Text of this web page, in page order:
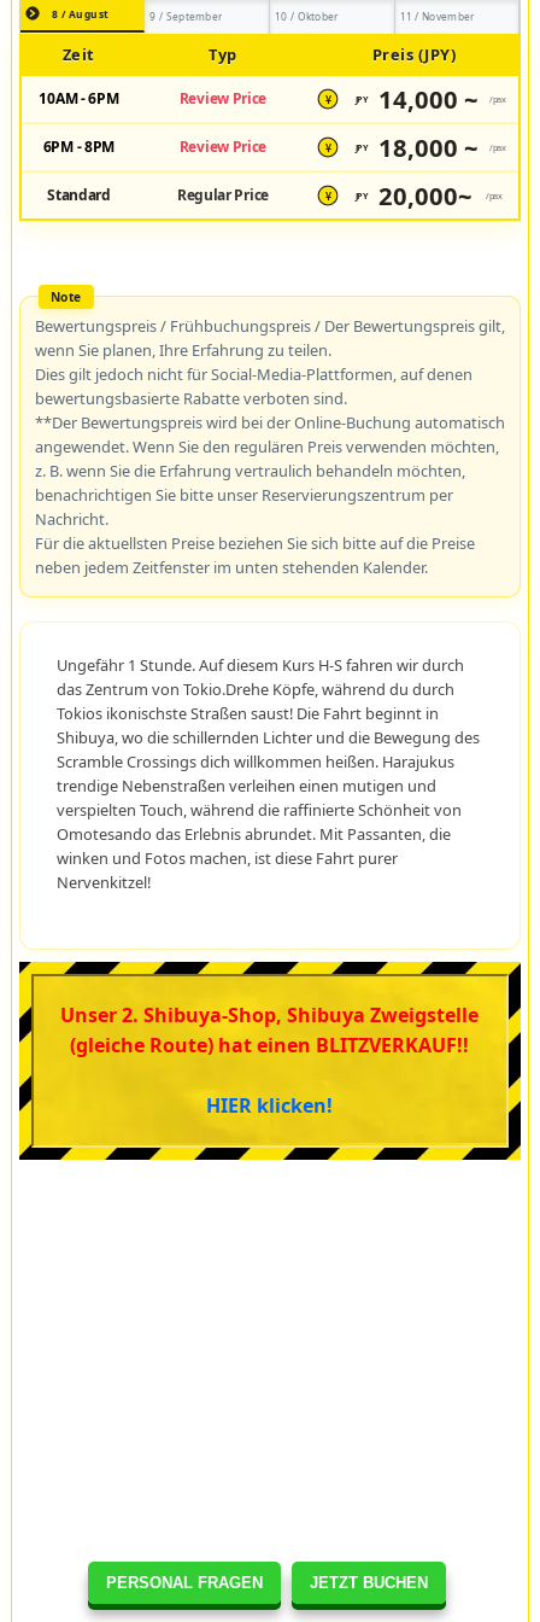
PERSONAL FRAGEN JETZT BUCHEN
8 / August 9 / September 10 / Oktober 11 / November
Zeit Typ Preis (JPY)
10AM - 6PM Review Price ¥ JPY 14,000 ~ /pax
6PM - 8PM Review Price ¥ JPY 18,000 ~ /pax
Standard Regular Price ¥ JPY 20,000~ /pax
Bewertungspreis / Frühbuchungspreis / Der Bewertungspreis gilt,
wenn Sie planen, Ihre Erfahrung zu teilen.
Dies gilt jedoch nicht für Social-Media-Plattformen, auf denen
bewertungsbasierte Rabatte verboten sind.
**Der Bewertungspreis wird bei der Online-Buchung automatisch
angewendet. Wenn Sie den regulären Preis verwenden möchten,
z. B. wenn Sie die Erfahrung vertraulich behandeln möchten,
benachrichtigen Sie bitte unser Reservierungszentrum per
Nachricht.
Für die aktuellsten Preise beziehen Sie sich bitte auf die Preise
neben jedem Zeitfenster im unten stehenden Kalender.
Ungefähr 1 Stunde. Auf diesem Kurs H-S fahren wir durch
das Zentrum von Tokio.Drehe Köpfe, während du durch
Tokios ikonischste Straßen saust! Die Fahrt beginnt in
Shibuya, wo die schillernden Lichter und die Bewegung des
Scramble Crossings dich willkommen heißen. Harajukus
trendige Nebenstraßen verleihen einen mutigen und
verspielten Touch, während die raffinierte Schönheit von
Omotesando das Erlebnis abrundet. Mit Passanten, die
winken und Fotos machen, ist diese Fahrt purer
Nervenkitzel!
Unser 2. Shibuya-Shop, Shibuya Zweigstelle
(gleiche Route) hat einen BLITZVERKAUF!!
HIER klicken!